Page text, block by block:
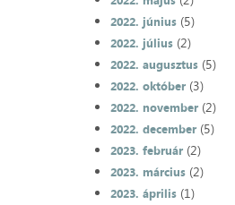
2022. június(5)
2022. július(2)
2022. augusztus(5)
2022. október(3)
2022. november(2)
2022. december(5)
2023. február(2)
2023. március(2)
2023. április(1)